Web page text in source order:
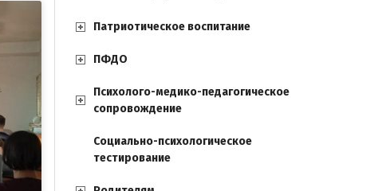
Патриотическое воспитание
ПФДО
Психолого-медико-педагогическое
сопровождение
Социально-психологическое
тестирование